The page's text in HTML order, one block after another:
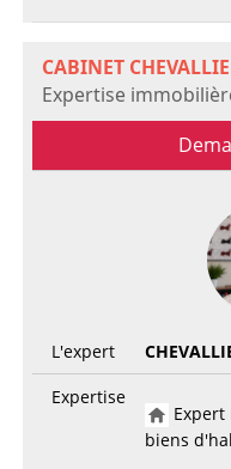
CABINET
Expertise
L'expert
Expertise
biens